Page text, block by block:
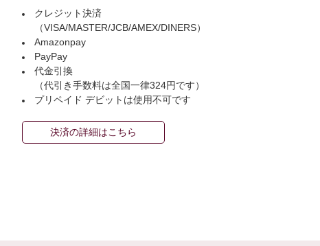
クレジット決済
（VISA/MASTER/JCB/AMEX/DINERS）
Amazonpay
PayPay
代金引換
（代引き手数料は全国一律324円です）
プリペイド デビットは使用不可です
決済の詳細はこちら